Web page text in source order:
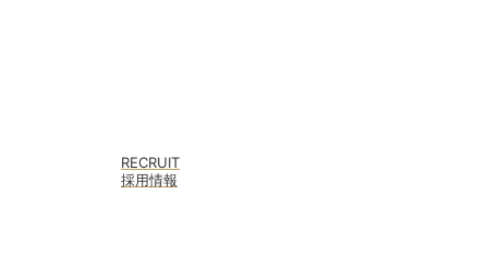
RECRUIT
採用情報